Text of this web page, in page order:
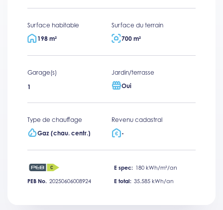
Surface habitable
198 m²
Surface du terrain
700 m²
Garage(s)
1
Jardin/terrasse
Oui
Type de chauffage
Gaz (chau. centr.)
Revenu cadastral
-
E spec: 180 kWh/m²/an
PEB No. 20250606008924 E total: 35.585 kWh/an